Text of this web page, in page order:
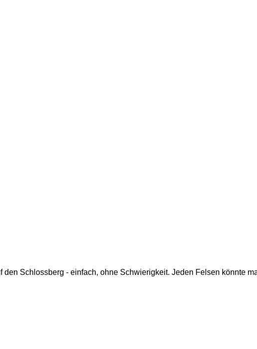
den Schlossberg - einfach, ohne Schwierigkeit. Jeden Felsen könnte